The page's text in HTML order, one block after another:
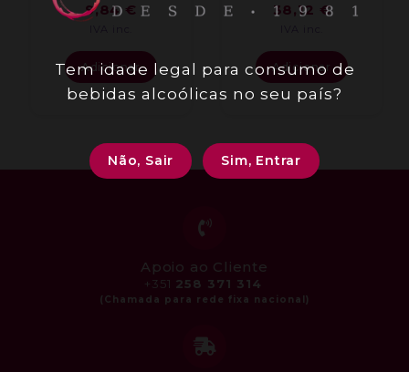
9,84 €
Adicionar
38,12 €
Adicionar
Apoio ao Cliente
+351 258 371 314
Tem idade legal para consumo de
bebidas alcoólicas no seu país?
Não, Sair Sim, Entrar